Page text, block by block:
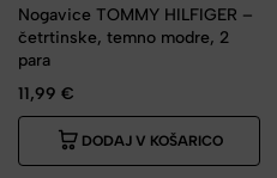
Nogavice TOMMY HILFIGER –
četrtinske, temno modre, 2
para
11,99 €
DODAJ V KOŠARICO